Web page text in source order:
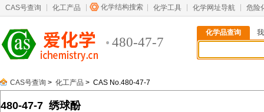
CAS号查询 化工产品 化学结构搜索 化学工具 化学网址导航 危险
480-47-7
化学品查询
CAS号查询 > 化工产品 > CAS No.480-47-7
480-47-7 绣球酚